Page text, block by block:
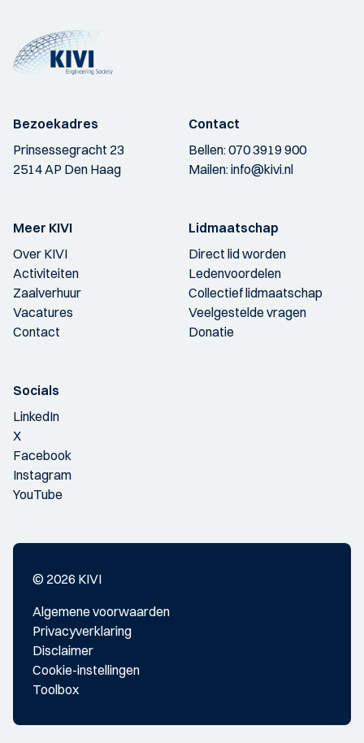
Bezoekadres
Prinsessegracht 23
2514 AP Den Haag
Contact
Bellen:070 3919 900
Mailen:info@kivi.nl
Meer KIVI
Over KIVI
Activiteiten
Zaalverhuur
Vacatures
Contact
Lidmaatschap
Direct lid worden
Ledenvoordelen
Collectief lidmaatschap
Veelgestelde vragen
Donatie
Socials
LinkedIn
X
Facebook
Instagram
YouTube
© 2026 KIVI
Algemene voorwaarden
Privacyverklaring
Disclaimer
Cookie-instellingen
Toolbox